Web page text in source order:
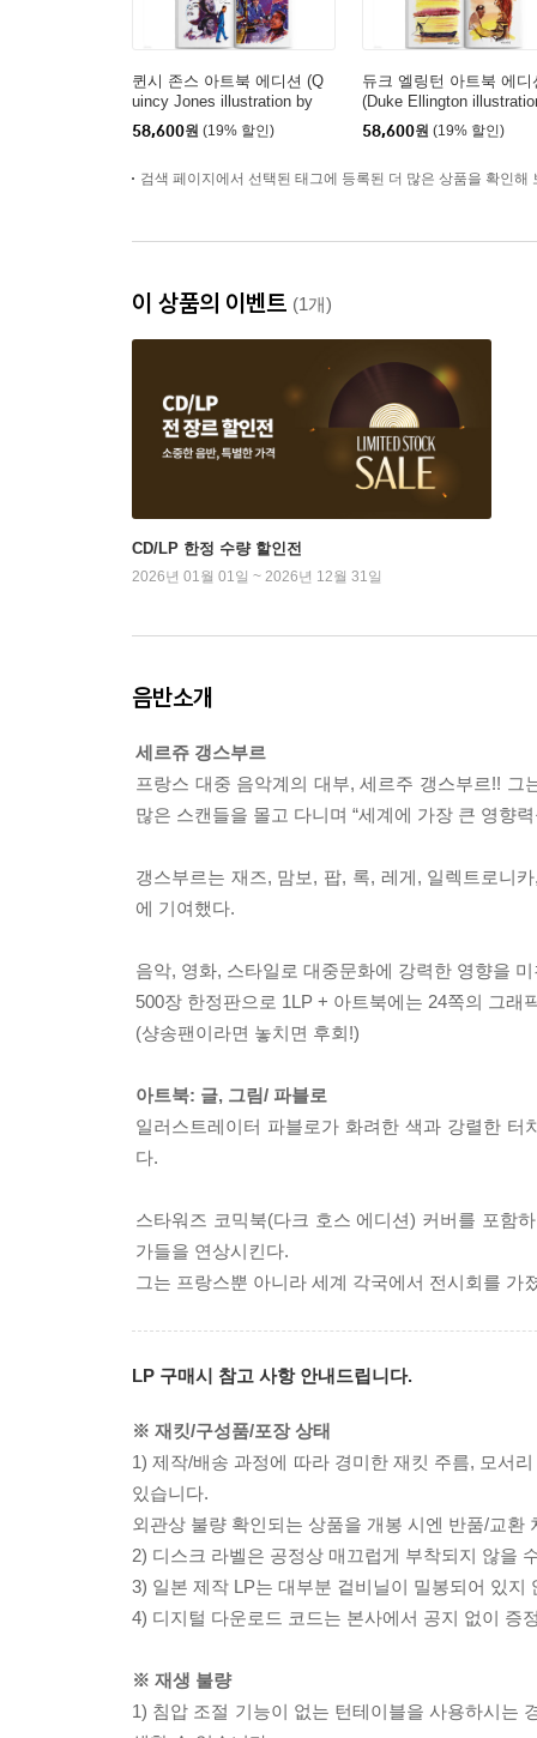
퀸시 존스 아트북 에디션 (Q
uincy Jones illustration by
PABLO) [LP]
58,600원 (19% 할인)
듀크 엘링턴 아트북 에디
(Duke Ellington
by Jose Correa) [LP]
58,600원 (19% 할인)
검색 페이지에서 선택된 태그에 등록된 더 많은 상품을 확인해
이 상품의 이벤트 (1개)
CD/LP 한정 수량 할인전
2026년 01월 01일 ~ 2026년 12월 31일
음반소개
세르쥬 갱스부르
프랑스 대중 음악계의 대부, 세르주 갱스부르!!
많은 스캔들을 몰고 다니며 “세계에 가장 큰 영향
갱스부르는 재즈, 맘보, 팝, 록, 레게, 일렉트로니
에 기여했다.
음악, 영화, 스타일로 대중문화에 강력한 영향을
500장 한정판으로 1LP + 아트북에는 24쪽의 그래
(샹송팬이라면 놓치면 후회!)
아트북: 글, 그림/ 파블로
일러스트레이터 파블로가 화려한 색과 강렬한
다.
스타워즈 코믹북(다크 호스 에디션) 커버를 포함
가들을 연상시킨다.
그는 프랑스뿐 아니라 세계 각국에서 전시회를 가
LP 구매시 참고 사항 안내드립니다.
※ 재킷/구성품/포장 상태
1) 제작/배송 과정에 따라 경미한 재킷 주름, 모서
있습니다.
외관상 불량 확인되는 상품을 개봉 시엔 반품/교환
2) 디스크 라벨은 공정상 매끄럽게 부착되지 않을
3) 일본 제작 LP는 대부분 겉비닐이 밀봉되어 있지
4) 디지털 다운로드 코드는 본사에서 공지 없이 증
※ 재생 불량
1) 침압 조절 기능이 없는 턴테이블을 사용하시는